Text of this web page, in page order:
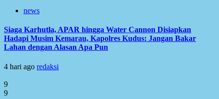
news
Siaga Karhutla, APAR hingga Water Cannon Disiapkan
Hadapi Musim Kemarau, Kapolres Kudus: Jangan Bakar
Lahan dengan Alasan Apa Pun
4 hari ago redaksi
9
9